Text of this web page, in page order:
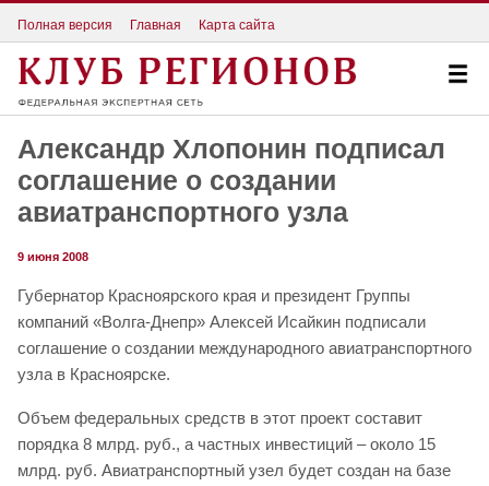
Полная версия Главная Карта сайта
Александр Хлопонин подписал
соглашение о создании
авиатранспортного узла
9 июня 2008
Губернатор Красноярского края и президент Группы
компаний «Волга-Днепр» Алексей Исайкин подписали
соглашение о создании международного авиатранспортного
узла в Красноярске.
Объем федеральных средств в этот проект составит
порядка 8 млрд. руб., а частных инвестиций – около 15
млрд. руб. Авиатранспортный узел будет создан на базе